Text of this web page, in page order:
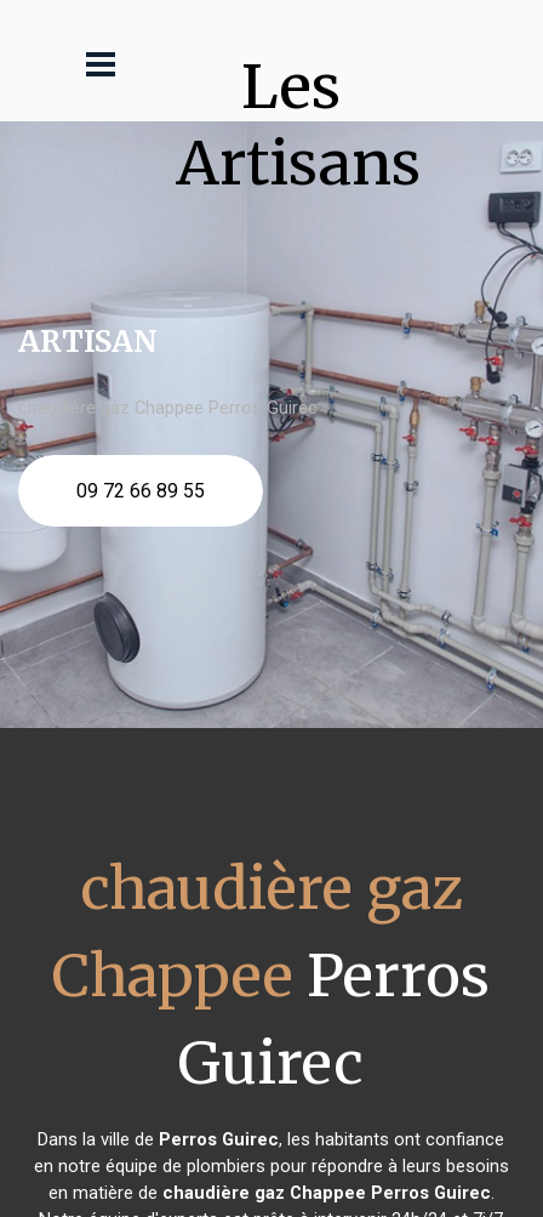
Les
Artisans
ARTISAN
chaudière gaz Chappee Perros Guirec
09 72 66 89 55
chaudière gaz
Chappee Perros
Guirec
Dans la ville de Perros Guirec, les habitants ont confiance
en notre équipe de plombiers pour répondre à leurs besoins
en matière de chaudière gaz Chappee Perros Guirec.